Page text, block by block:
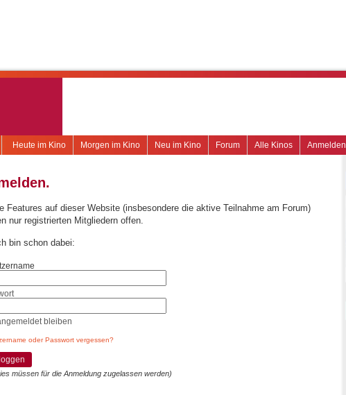
Anmelden
Alle Kinos
Forum
Neu im Kino
Morgen im Kino
Heute im Kino
Features auf dieser Website (insbesondere die aktive Teilnahme am Forum)
nur registrierten Mitgliedern offen.
bin schon dabei:
bleiben
oder Passwort vergessen?
müssen für die Anmeldung zugelassen werden)